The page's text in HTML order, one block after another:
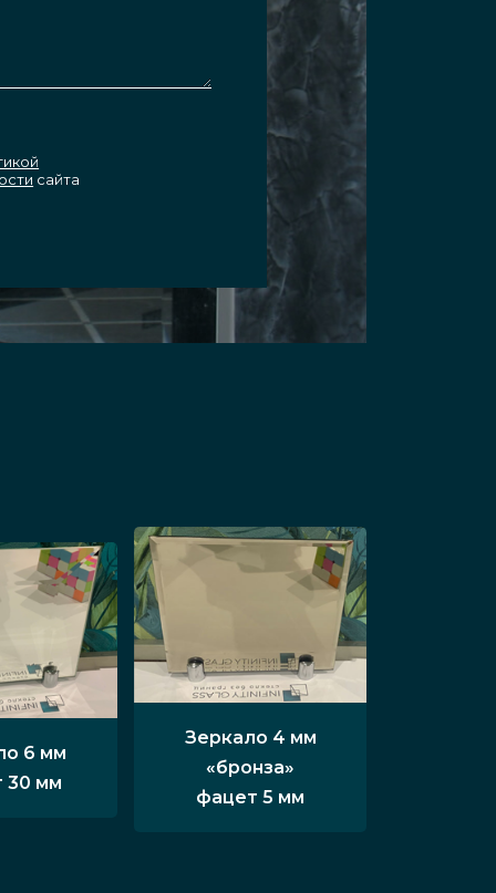
сайта
6 мм
30 мм
Зеркало 4 мм
«бронза»
фацет 5 мм